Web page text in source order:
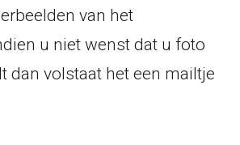
van het
u niet wenst dat u foto
dan volstaat het een mailtje